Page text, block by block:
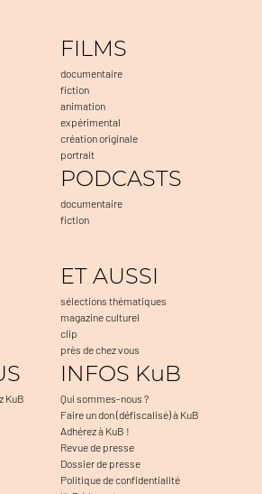
FILMS
documentaire
fiction
animation
expérimental
création originale
portrait
PODCASTS
documentaire
fiction
ET AUSSI
sélections thématiques
magazine culturel
clip
près de chez vous
KuB
INFOS KuB
Qui sommes-nous ?
Faire un don (défiscalisé) à KuB
Adhérez à KuB !
Revue de presse
Dossier de presse
Politique de confidentialité